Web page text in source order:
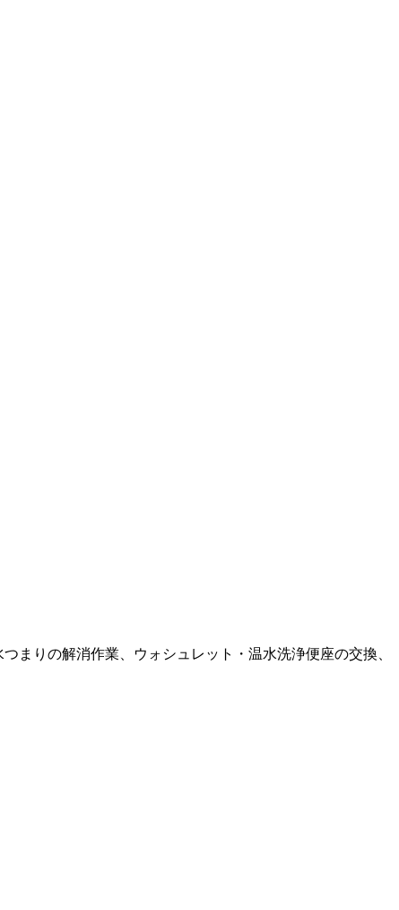
まりの解消作業、ウォシュレット・温水洗浄便座の交換、